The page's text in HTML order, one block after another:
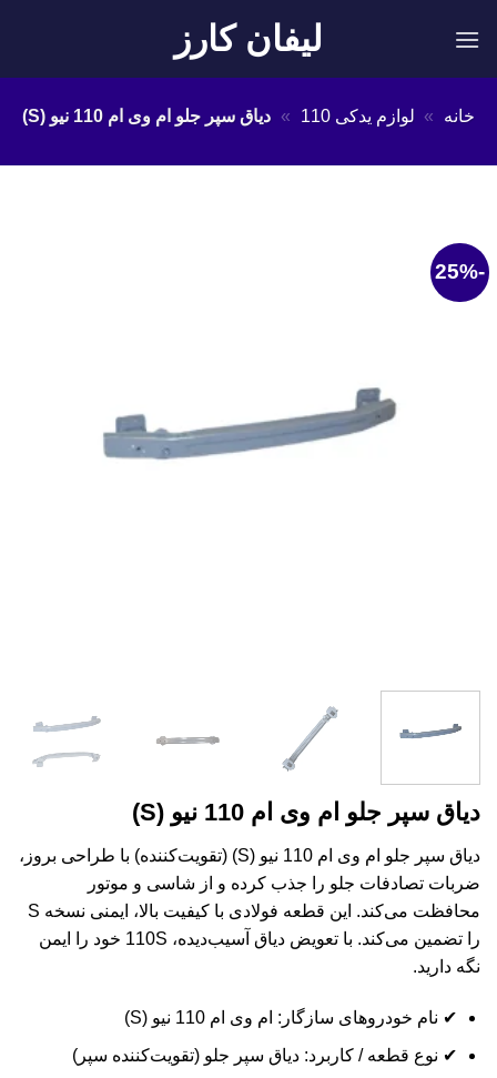
لیفان کارز
خانه » لوازم یدکی 110 » دیاق سپر جلو ام وی ام 110 نیو (S)
-25%
دیاق سپر جلو ام وی ام 110 نیو (S)
دیاق سپر جلو ام وی ام 110 نیو (S) (تقویت‌کننده) با طراحی بروز،
ضربات تصادفات جلو را جذب کرده و از شاسی و موتور
محافظت می‌کند. این قطعه فولادی با کیفیت بالا، ایمنی نسخه S
را تضمین می‌کند. با تعویض دیاق آسیب‌دیده، 110S خود را ایمن
نگه دارید.
✔ نام خودروهای سازگار: ام وی ام 110 نیو (S)
✔ نوع قطعه / کاربرد: دیاق سپر جلو (تقویت‌کننده سپر)